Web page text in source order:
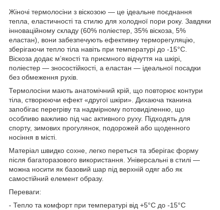
Жіночі термолосіни з віскозою — це ідеальне поєднання
тепла, еластичності та стилю для холодної пори року. Завдяки
інноваційному складу (60% поліестер, 35% віскоза, 5%
еластан), вони забезпечують ефективну терморегуляцію,
зберігаючи тепло тіла навіть при температурі до -15°C.
Віскоза додає м’якості та приємного відчуття на шкірі,
поліестер — зносостійкості, а еластан — ідеальної посадки
без обмеження рухів.
Термолосіни мають анатомічний крій, що повторює контури
тіла, створюючи ефект «другої шкіри». Дихаюча тканина
запобігає перегріву та надмірному потовиділенню, що
особливо важливо під час активного руху. Підходять для
спорту, зимових прогулянок, подорожей або щоденного
носіння в місті.
Матеріал швидко сохне, легко переться та зберігає форму
після багаторазового використання. Універсальні в стилі —
можна носити як базовий шар під верхній одяг або як
самостійний елемент образу.
Переваги:
- Тепло та комфорт при температурі від +5°C до -15°C